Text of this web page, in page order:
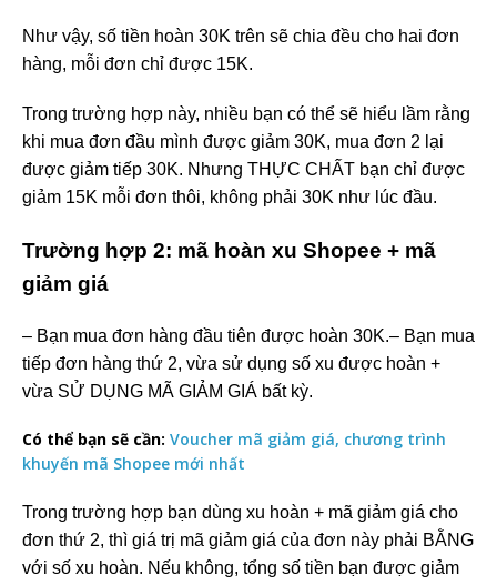
Như vậy, số tiền hoàn 30K trên sẽ chia đều cho hai đơn
hàng, mỗi đơn chỉ được 15K.
Trong trường hợp này, nhiều bạn có thể sẽ hiểu lầm rằng
khi mua đơn đầu mình được giảm 30K, mua đơn 2 lại
được giảm tiếp 30K. Nhưng THỰC CHẤT bạn chỉ được
giảm 15K mỗi đơn thôi, không phải 30K như lúc đầu.
Trường hợp 2: mã hoàn xu Shopee + mã
giảm giá
– Bạn mua đơn hàng đầu tiên được hoàn 30K.– Bạn mua
tiếp đơn hàng thứ 2, vừa sử dụng số xu được hoàn +
vừa SỬ DỤNG MÃ GIẢM GIÁ bất kỳ.
Có thể bạn sẽ cần: Voucher mã giảm giá, chương trình
khuyến mã Shopee mới nhất
Trong trường hợp bạn dùng xu hoàn + mã giảm giá cho
đơn thứ 2, thì giá trị mã giảm giá của đơn này phải BẰNG
với số xu hoàn. Nếu không, tổng số tiền bạn được giảm